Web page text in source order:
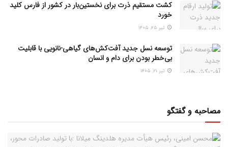
کشت مستقیم ذرت برای نخستین‌بار در کشور از فارس کلید
خورد
تیر ۲۵, ۱۴۰۵
توسعه نسل جدید آفت‌کش‌های گیاهی-نانویی با قابلیت
بی‌خطر بودن برای دام و انسان
تیر ۲۱, ۱۴۰۵
مصاحبه و گفتگو